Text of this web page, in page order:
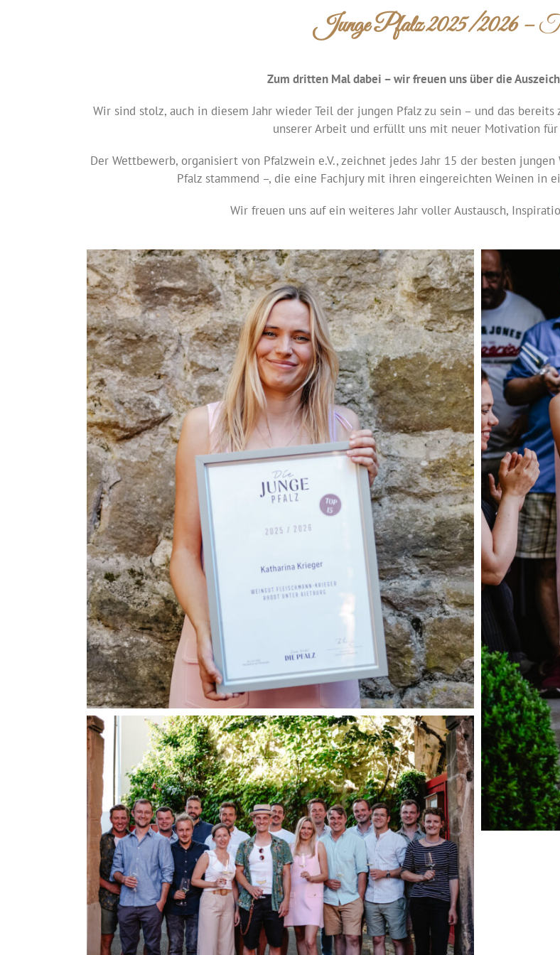
Junge Pfalz 2025/2026 –
Zum dritten Mal dabei – wir freuen uns über die
Wir sind stolz, auch in diesem Jahr wieder Teil der jungen Pfalz zu sein – und das
unserer Arbeit und erfüllt uns mit neuer Motivation für
Der Wettbewerb, organisiert von Pfalzwein e.V., zeichnet jedes Jahr 15 der besten
Pfalz stammend –, die eine Fachjury mit ihren eingereichten Weinen in
Wir freuen uns auf ein weiteres Jahr voller Austausch,